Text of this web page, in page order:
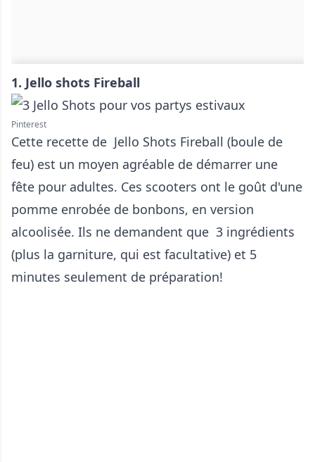
1. Jello shots Fireball
Pinterest
Cette recette de Jello Shots Fireball (boule de
feu) est un moyen agréable de démarrer une
fête pour adultes. Ces scooters ont le goût d'une
pomme enrobée de bonbons, en version
alcoolisée. Ils ne demandent que 3 ingrédients
(plus la garniture, qui est facultative) et 5
minutes seulement de préparation!